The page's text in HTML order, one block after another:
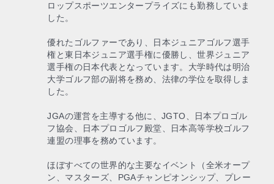
ロップスポーツエンタープライズにも勤務していま
した。
優れたゴルファーであり、日本ジュニアゴルフ選手
権と東日本ジュニア選手権に優勝し、世界ジュニア
選手権の日本代表となっています。大学時代は明治
大学ゴルフ部の副将を務め、法律の学位を取得しま
した。
JGAの運営を主導する他に、JGTO、日本プロゴル
フ協会、日本プロゴルフ殿堂、日本高等学校ゴルフ
連盟の理事を務めています。
ほぼすべての世界的な主要なイベント（全米オープ
ン、マスターズ、PGAチャンピオンシップ、プレー